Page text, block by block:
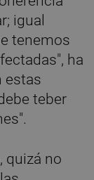
igual
tenemos
ha
estas
teber
quizá no